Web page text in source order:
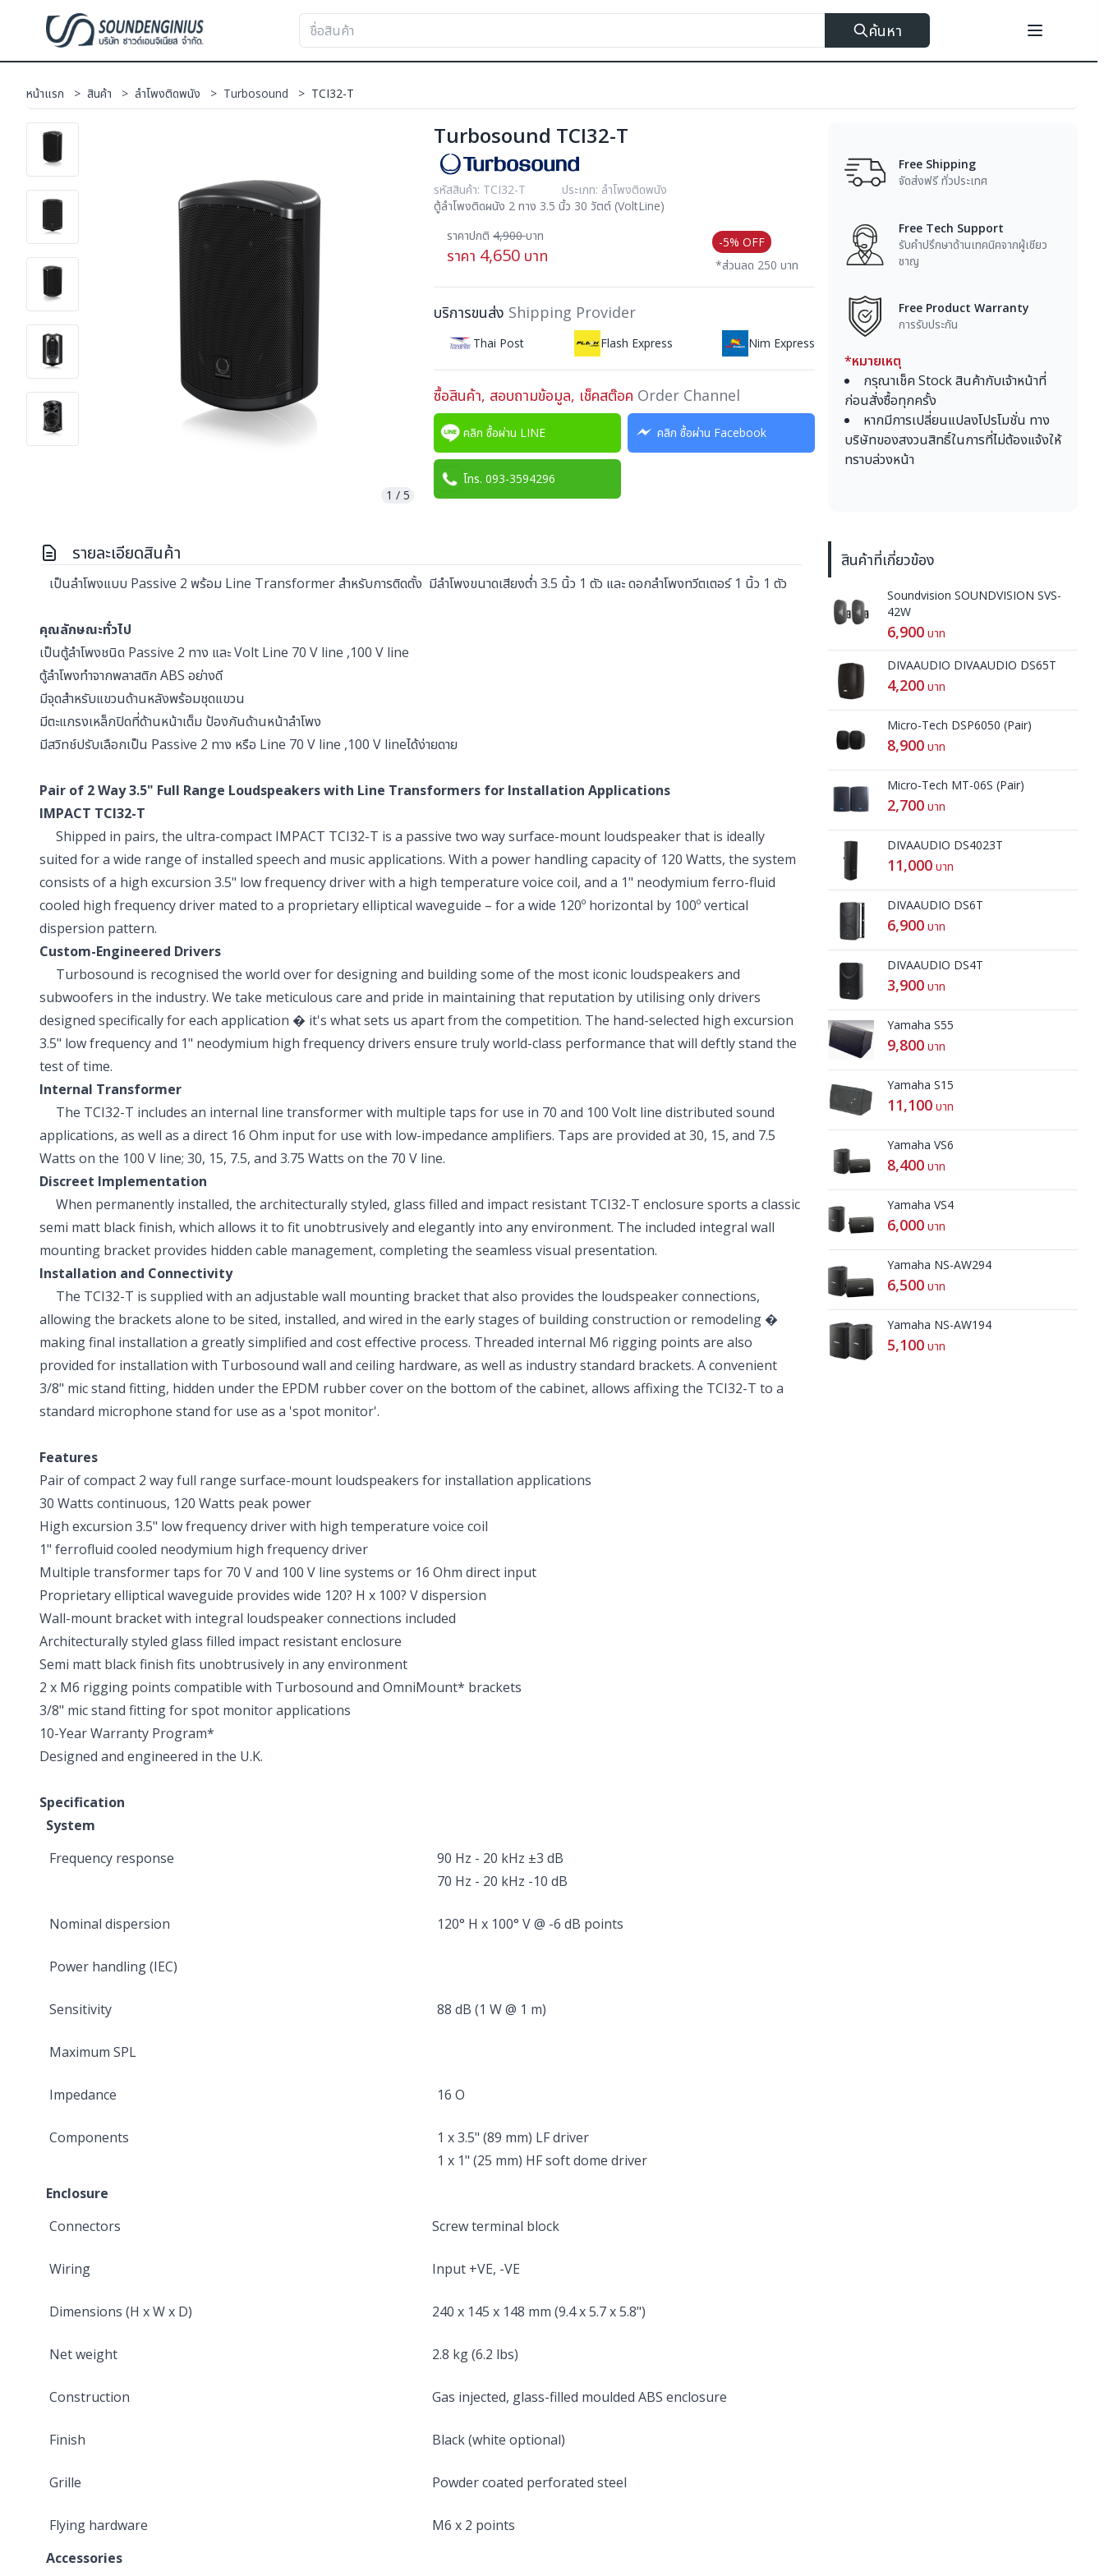
ค้นหา
หน้าแรก > สินค้า > ลำโพงติดพนัง > Turbosound > TCI32-T
1 / 5
Turbosound TCI32-T
รหัสสินค้า: TCI32-T
ประเภท: ลำโพงติดพนัง
ตู้ลำโพงติดผนัง 2 ทาง 3.5 นิ้ว 30 วัตต์ (VoltLine)
ราคาปกติ 4,900บาท
ราคา 4,650 บาท
-5% OFF
*ส่วนลด 250 บาท
บริการขนส่ง Shipping Provider
Thai Post Flash Express Nim Express
ซื้อสินค้า, สอบถามข้อมูล, เช็คสต๊อค Order Channel
คลิก ซื้อผ่าน LINE คลิก ซื้อผ่าน Facebook
โทร. 093-3594296
Free Shipping
จัดส่งฟรี ทั่วประเทศ
Free Tech Support
รับคำปรึกษาด้านเทคนิคจากผู้เชียว
ชาญ
Free Product Warranty
การรับประกัน
*หมายเหตุ
กรุณาเช็ค Stock สินค้ากับเจ้าหน้าที่
ก่อนสั่งซื้อทุกครั้ง
หากมีการเปลี่ยนแปลงโปรโมชั่น ทาง
บริษัทของสงวนสิทธิ์ในการที่ไม่ต้องแจ้งให้
ทราบล่วงหน้า
รายละเอียดสินค้า
เป็นลำโพงแบบ Passive 2 พร้อม Line Transformer สำหรับการติดตั้ง มีลำโพงขนาดเสียงต่ำ 3.5 นิ้ว 1 ตัว และ ดอกลำโพงทวีตเตอร์ 1 นิ้ว 1 ตัว
คุณลักษณะทั่วไป
เป็นตู้ลำโพงชนิด Passive 2 ทาง และ Volt Line 70 V line ,100 V line
ตู้ลำโพงทำจากพลาสติก ABS อย่างดี
มีจุดสำหรับแขวนด้านหลังพร้อมชุดแขวน
มีตะแกรงเหล็กปิดที่ด้านหน้าเต็ม ป้องกันด้านหน้าลำโพง
มีสวิทช์ปรับเลือกเป็น Passive 2 ทาง หรือ Line 70 V line ,100 V lineได้ง่ายดาย
Pair of 2 Way 3.5" Full Range Loudspeakers with Line Transformers for Installation Applications
IMPACT TCI32-T
Shipped in pairs, the ultra-compact IMPACT TCI32-T is a passive two way surface-mount loudspeaker that is ideally
suited for a wide range of installed speech and music applications. With a power handling capacity of 120 Watts, the system
consists of a high excursion 3.5" low frequency driver with a high temperature voice coil, and a 1" neodymium ferro-fluid
cooled high frequency driver mated to a proprietary elliptical waveguide – for a wide 120º horizontal by 100º vertical
dispersion pattern.
Custom-Engineered Drivers
Turbosound is recognised the world over for designing and building some of the most iconic loudspeakers and
subwoofers in the industry. We take meticulous care and pride in maintaining that reputation by utilising only drivers
designed specifically for each application � it's what sets us apart from the competition. The hand-selected high excursion
3.5" low frequency and 1" neodymium high frequency drivers ensure truly world-class performance that will deftly stand the
test of time.
Internal Transformer
The TCI32-T includes an internal line transformer with multiple taps for use in 70 and 100 Volt line distributed sound
applications, as well as a direct 16 Ohm input for use with low-impedance amplifiers. Taps are provided at 30, 15, and 7.5
Watts on the 100 V line; 30, 15, 7.5, and 3.75 Watts on the 70 V line.
Discreet Implementation
When permanently installed, the architecturally styled, glass filled and impact resistant TCI32-T enclosure sports a classic
semi matt black finish, which allows it to fit unobtrusively and elegantly into any environment. The included integral wall
mounting bracket provides hidden cable management, completing the seamless visual presentation.
Installation and Connectivity
The TCI32-T is supplied with an adjustable wall mounting bracket that also provides the loudspeaker connections,
allowing the brackets alone to be sited, installed, and wired in the early stages of building construction or remodeling �
making final installation a greatly simplified and cost effective process. Threaded internal M6 rigging points are also
provided for installation with Turbosound wall and ceiling hardware, as well as industry standard brackets. A convenient
3/8" mic stand fitting, hidden under the EPDM rubber cover on the bottom of the cabinet, allows affixing the TCI32-T to a
standard microphone stand for use as a 'spot monitor'.
Features
Pair of compact 2 way full range surface-mount loudspeakers for installation applications
30 Watts continuous, 120 Watts peak power
High excursion 3.5" low frequency driver with high temperature voice coil
1" ferrofluid cooled neodymium high frequency driver
Multiple transformer taps for 70 V and 100 V line systems or 16 Ohm direct input
Proprietary elliptical waveguide provides wide 120? H x 100? V dispersion
Wall-mount bracket with integral loudspeaker connections included
Architecturally styled glass filled impact resistant enclosure
Semi matt black finish fits unobtrusively in any environment
2 x M6 rigging points compatible with Turbosound and OmniMount* brackets
3/8" mic stand fitting for spot monitor applications
10-Year Warranty Program*
Designed and engineered in the U.K.
Specification
System
Frequency response
90 Hz - 20 kHz ±3 dB
70 Hz - 20 kHz -10 dB
Nominal dispersion 120° H x 100° V @ -6 dB points
Power handling (IEC)
Sensitivity 88 dB (1 W @ 1 m)
Maximum SPL
Impedance 16 O
Components
1 x 3.5" (89 mm) LF driver
1 x 1" (25 mm) HF soft dome driver
Enclosure
Connectors
Screw terminal block
Wiring Input +VE, -VE
Dimensions (H x W x D) 240 x 145 x 148 mm (9.4 x 5.7 x 5.8")
Net weight 2.8 kg (6.2 lbs)
Construction Gas injected, glass-filled moulded ABS enclosure
Finish Black (white optional)
Grille Powder coated perforated steel
Flying hardware
M6 x 2 points
Accessories
สินค้าที่เกี่ยวข้อง
Soundvision SOUNDVISION SVS-
42W
6,900 บาท
DIVAAUDIO DIVAAUDIO DS65T
4,200 บาท
Micro-Tech DSP6050 (Pair)
8,900 บาท
Micro-Tech MT-06S (Pair)
2,700 บาท
DIVAAUDIO DS4023T
11,000 บาท
DIVAAUDIO DS6T
6,900 บาท
DIVAAUDIO DS4T
3,900 บาท
Yamaha S55
9,800 บาท
Yamaha S15
11,100 บาท
Yamaha VS6
8,400 บาท
Yamaha VS4
6,000 บาท
Yamaha NS-AW294
6,500 บาท
Yamaha NS-AW194
5,100 บาท